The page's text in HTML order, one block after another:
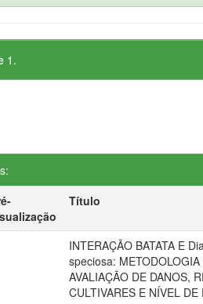
1.
Título
INTERAÇÃO BATATA E
speciosa: METODOLOGIA
AVALIAÇÃO DE DANOS,
CULTIVARES E NÍVEL DE